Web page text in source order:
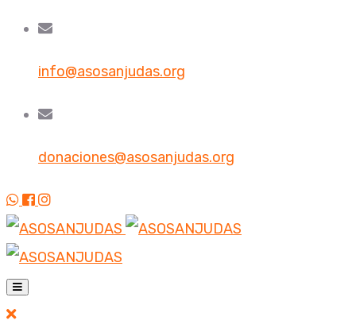
info@asosanjudas.org
donaciones@asosanjudas.org